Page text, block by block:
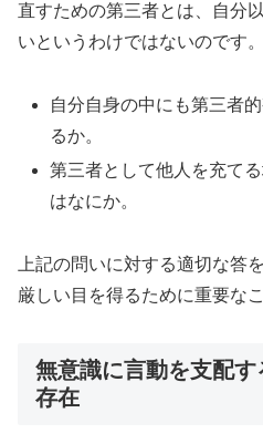
直すための第三者とは、自分
いというわけではないのです。
自分自身の中にも第三者
るか。
第三者として他人を充て
はなにか。
上記の問いに対する適切な答
厳しい目を得るために重要な
無意識に言動を支配
存在